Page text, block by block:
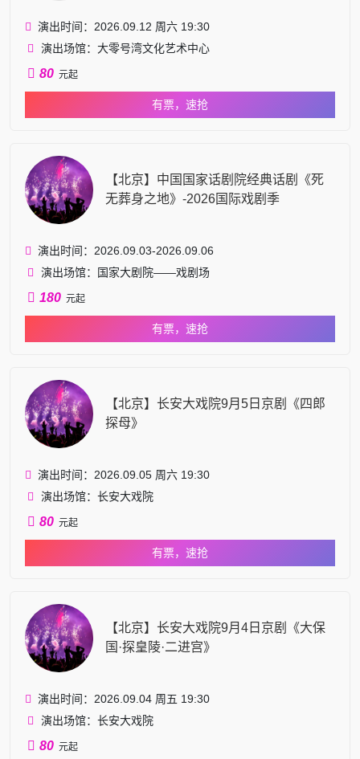
演出时间：2026.09.12 周六 19:30
演出场馆：大零号湾文化艺术中心
80 元起
有票，速抢
【北京】中国国家话剧院经典话剧《死
无葬身之地》-2026国际戏剧季
演出时间：2026.09.03-2026.09.06
演出场馆：国家大剧院——戏剧场
180 元起
有票，速抢
【北京】长安大戏院9月5日京剧《四郎
探母》
演出时间：2026.09.05 周六 19:30
演出场馆：长安大戏院
80 元起
有票，速抢
【北京】长安大戏院9月4日京剧《大保
国·探皇陵·二进宫》
演出时间：2026.09.04 周五 19:30
演出场馆：长安大戏院
80 元起